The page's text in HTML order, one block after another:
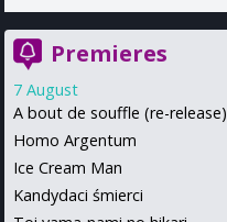
Premieres
7 August
A bout de souffle (re-release)
Homo Argentum
Ice Cream Man
Kandydaci śmierci